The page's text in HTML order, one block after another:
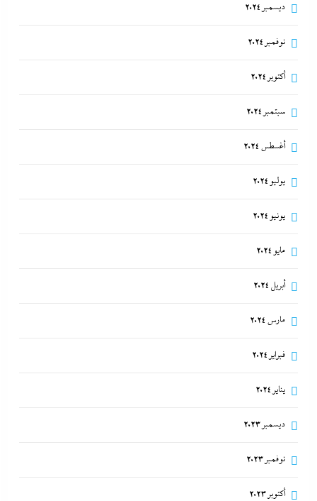
ديسمبر 2024
نوفمبر 2024
أكتوبر 2024
سبتمبر 2024
أغسطس 2024
يوليو 2024
يونيو 2024
مايو 2024
أبريل 2024
مارس 2024
فبراير 2024
يناير 2024
ديسمبر 2023
نوفمبر 2023
أكتوبر 2023